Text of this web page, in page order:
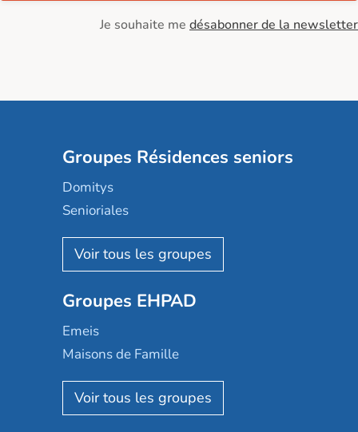
Je souhaite me désabonner de la newsletter
Groupes Résidences seniors
Domitys
Senioriales
Nohée
Les Résidentiels
Mobicap
Domusvi
Happy Senior
Aquarelia
Nexity edenea
Groupes EHPAD
Emeis
Maisons de Famille
Korian
Emera